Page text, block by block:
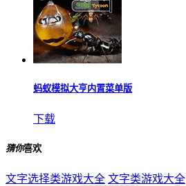
蚂蚁模拟大亨内置菜单版
下载
猜你喜欢
文字选择类游戏大全 文字类游戏大全